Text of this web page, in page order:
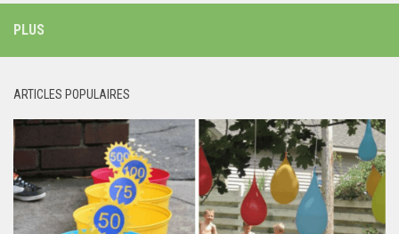
PLUS
ARTICLES POPULAIRES